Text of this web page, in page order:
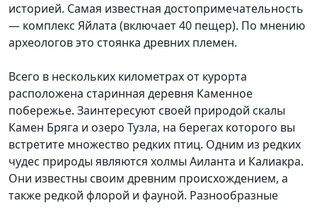
историей. Самая известная достопримечательность
— комплекс Яйлата (включает 40 пещер). По мнению
археологов это стоянка древних племен.
Всего в нескольких километрах от курорта
расположена старинная деревня Каменное
побережье. Заинтересуют своей природой скалы
Камен Бряга и озеро Тузла, на берегах которого вы
встретите множество редких птиц. Одним из редких
чудес природы являются холмы Аиланта и Калиакра.
Они известны своим древним происхождением, а
также редкой флорой и фауной. Разнообразные